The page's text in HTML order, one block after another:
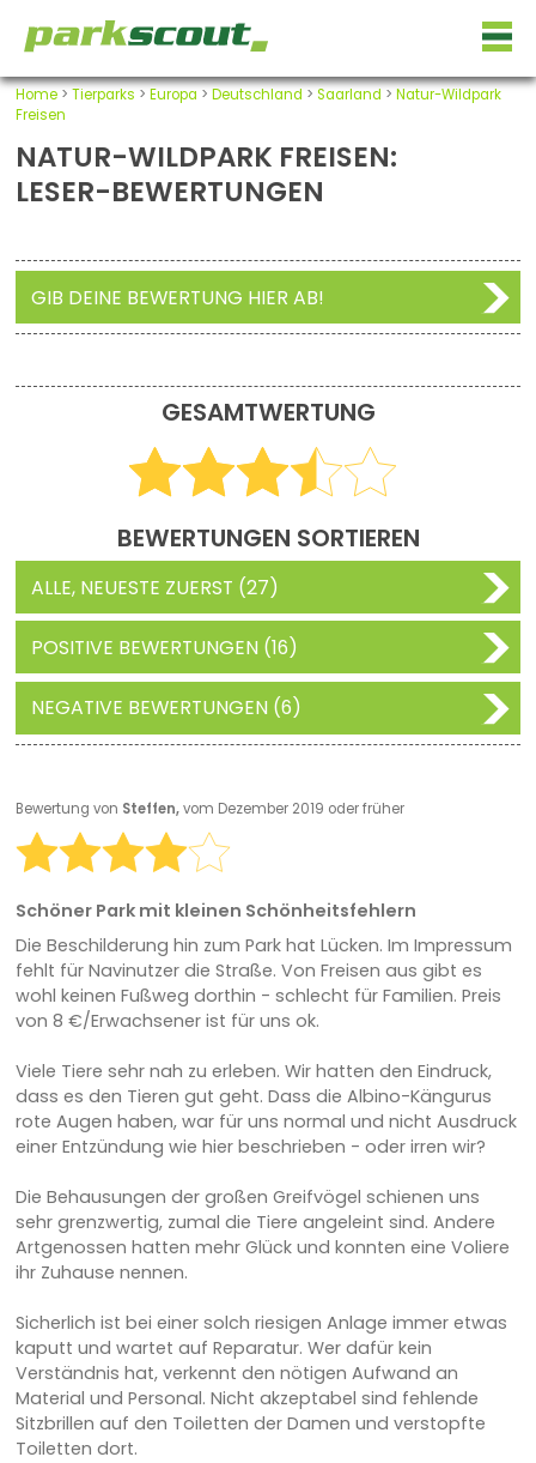
Home> Tierparks > Europa > Deutschland > Saarland > Natur-Wildpark
Freisen
NATUR-WILDPARK FREISEN:
LESER-BEWERTUNGEN
GIB DEINE BEWERTUNG HIER AB!
GESAMTWERTUNG
BEWERTUNGEN SORTIEREN
ALLE, NEUESTE ZUERST (27)
POSITIVE BEWERTUNGEN (16)
NEGATIVE BEWERTUNGEN (6)
Bewertung von Steffen,vom Dezember 2019 oder früher
Schöner Park mit kleinen Schönheitsfehlern
Die Beschilderung hin zum Park hat Lücken. Im Impressum
fehlt für Navinutzer die Straße. Von Freisen aus gibt es
wohl keinen Fußweg dorthin - schlecht für Familien. Preis
von 8 €/Erwachsener ist für uns ok.
Viele Tiere sehr nah zu erleben. Wir hatten den Eindruck,
dass es den Tieren gut geht. Dass die Albino-Kängurus
rote Augen haben, war für uns normal und nicht Ausdruck
einer Entzündung wie hier beschrieben - oder irren wir?
Die Behausungen der großen Greifvögel schienen uns
sehr grenzwertig, zumal die Tiere angeleint sind. Andere
Artgenossen hatten mehr Glück und konnten eine Voliere
ihr Zuhause nennen.
Sicherlich ist bei einer solch riesigen Anlage immer etwas
kaputt und wartet auf Reparatur. Wer dafür kein
Verständnis hat, verkennt den nötigen Aufwand an
Material und Personal. Nicht akzeptabel sind fehlende
Sitzbrillen auf den Toiletten der Damen und verstopfte
Toiletten dort.